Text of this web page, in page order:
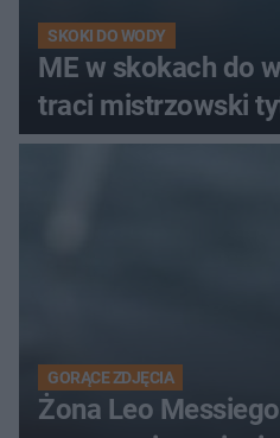
SKOKI DO WODY
ME w skokach do
traci mistrzowski
GORĄCE ZDJĘCIA
Żona Leo Messiego